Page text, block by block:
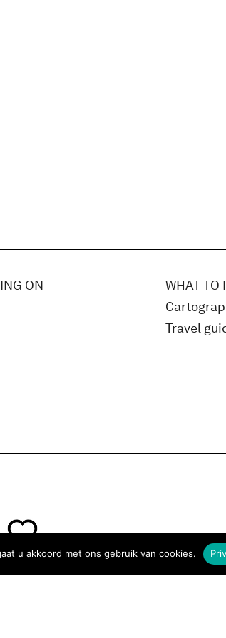
ON
WHAT TO
Travel
u akkoord met ons gebruik van cookies.